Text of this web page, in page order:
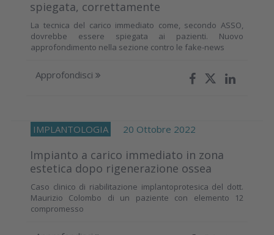
spiegata, correttamente
La tecnica del carico immediato come, secondo ASSO,
dovrebbe essere spiegata ai pazienti. Nuovo
approfondimento nella sezione contro le fake-news
Approfondisci
IMPLANTOLOGIA 20 Ottobre 2022
Impianto a carico immediato in zona
estetica dopo rigenerazione ossea
Caso clinico di riabilitazione implantoprotesica del dott.
Maurizio Colombo di un paziente con elemento 12
compromesso